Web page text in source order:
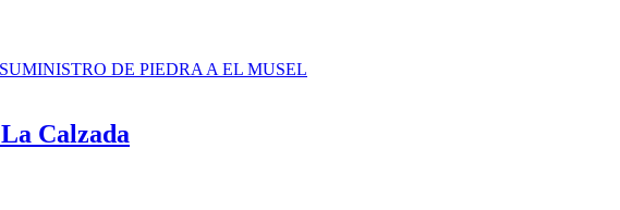
DE PIEDRA A EL MUSEL
Calzada